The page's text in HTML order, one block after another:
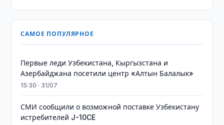
САМОЕ ПОПУЛЯРНОЕ
Первые леди Узбекистана, Кыргызстана и
Азербайджана посетили центр «Алтын Балалык»
15:30 · 31/07
СМИ сообщили о возможной поставке Узбекистану
истребителей J-10CE